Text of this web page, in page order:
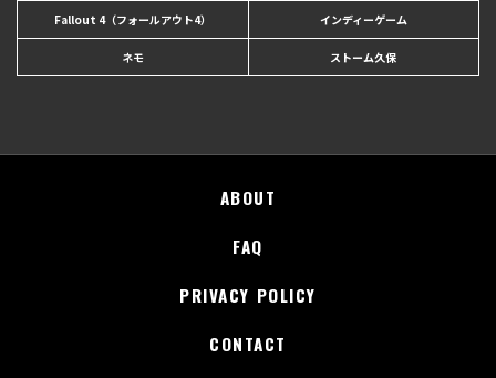
Fallout 4（フォールアウト4） インディーゲーム
ネモ ストーム久保
ABOUT
FAQ
PRIVACY POLICY
CONTACT